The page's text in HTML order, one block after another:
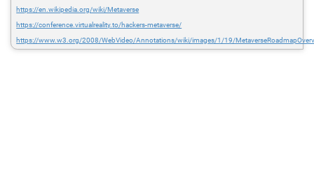
https://en.wikipedia.org/wiki/Metaverse
https://conference.virtualreality.to/hackers-metaverse/
https://www.w3.org/2008/WebVideo/Annotations/wiki/images/1/19/